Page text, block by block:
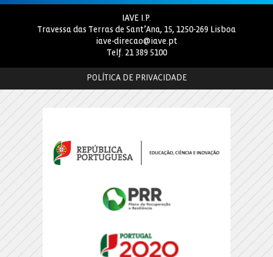
IAVE I.P.
Travessa das Terras de Sant’Ana, 15, 1250-269 Lisboa
iave-direcao@iave.pt
Telf. 21 389 5100
POLÍTICA DE PRIVACIDADE